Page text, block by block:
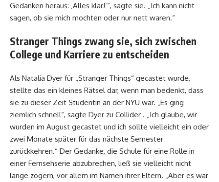
Gedanken heraus: ‚Alles klar!‘“, sagte sie. „Ich kann nicht
sagen, ob sie mich mochten oder nur nett waren.“
Stranger Things zwang sie, sich zwischen
College und Karriere zu entscheiden
Als Natalia Dyer für „Stranger Things“ gecastet wurde,
stellte das ein kleines Rätsel dar, wenn man bedenkt, dass
sie zu dieser Zeit Studentin an der NYU war. „Es ging
ziemlich schnell“, sagte Dyer zu Collider . „Ich glaube, wir
wurden im August gecastet und ich sollte vielleicht ein oder
zwei Monate später für das nächste Semester
zurückkehren.“ Der Gedanke, die Schule für eine Rolle in
einer Fernsehserie abzubrechen, ließ sie vielleicht nicht
lange zögern, vor allem im Namen ihrer Eltern. „Aber es war